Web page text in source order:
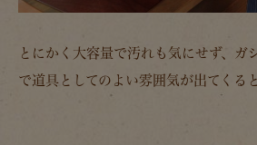
とにかく大容量で汚れも気にせず、ガ
で道具としてのよい雰囲気が出てくる